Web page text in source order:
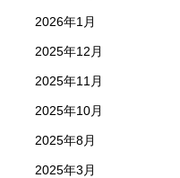
2026年1月
2025年12月
2025年11月
2025年10月
2025年8月
2025年3月